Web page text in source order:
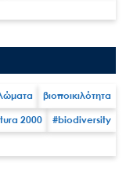
βιοποικιλότητα
2000 #biodiversity